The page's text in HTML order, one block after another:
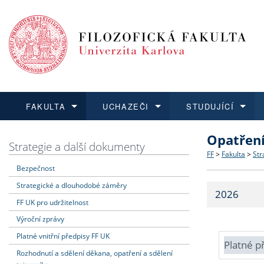
FAKULTA
Dozvědět se více
Struktura
Strategie
Fakultní
UCHAZEČI
Podat přihlášku
Co
Učitelské
STUDUJÍCÍ
Dozvědět se více
Dozvědět se více
O vědě a
Dozvědět se více
Aktuální
Strategie a další dokumenty
Bezpečnost
Strategické a dlouhodobé záměry
FF UK pro udržitelnost
Výroční zprávy
Platné vnitřní předpisy FF UK
Rozhodnutí a sdělení děkana, opatření a sdělení
FF > Fakulta >
2026
Platné